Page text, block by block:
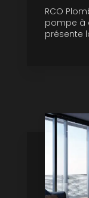
RCO
pompe à
présente